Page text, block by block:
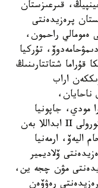
قىرعىزستان
پرەزيدەنتى
ەمومالي راحمون،
تۇركيا
قۇراما شتاتتارىنىڭ
اراب
ناحايان،
مودي، جاپونيا
پرەمەر-ءمينيسترى سيندزو ابە، يوردانيا كورولى II ابداللا بەن
اليەۆ، ارمەنيا
ۆلاديمير
مۋن چجە ين،
رەۋۆەن